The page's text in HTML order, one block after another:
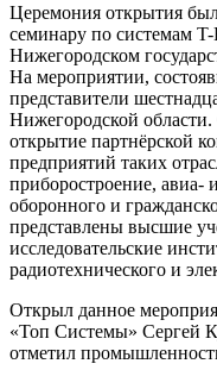
Церемония открытия
семинару по системам
Нижегородском
На мероприятии,
представители
Нижегородской
открытие партнёрской
предприятий таких
приборостроение, авиа-
оборонного и
представлены высшие
исследовательские
радиотехнического и
Открыл данное
«Топ Системы» Сергей
отметил